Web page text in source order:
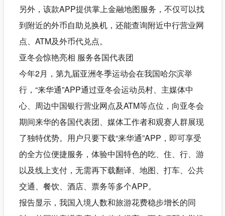
另外，该款APP提供掌上金融地图服务，不仅可以找
到附近的外币自助兑换机，还能查询附近中行营业网
点、ATM及外币代兑点。
亚冬会惊艳亮相 服务各国代表团
今年2月，第九届亚洲冬季运动会在我国哈尔滨举
行，“来华通”APP通过亚冬会运动员村、主媒体中
心、周边中国银行营业网点及ATM等点位，向亚冬会
期间来华的各国代表团、媒体工作者和观赛人群展现
了独特优势。用户只要下载“来华通”APP，即可享受
的全方位便捷服务，体验中国特色的吃、住、行、游
以及线上支付，无需再下载翻译、地图、打车、公共
交通、餐饮、酒店、票务等多个APP。
报告显示，我国入境人数和旅游花费稳步增长的同